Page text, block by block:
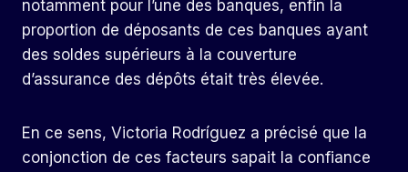
notamment pour l’une des banques, enfin la
proportion de déposants de ces banques ayant
des soldes supérieurs à la couverture
d’assurance des dépôts était très élevée.
En ce sens, Victoria Rodríguez a précisé que la
conjonction de ces facteurs sapait la confiance